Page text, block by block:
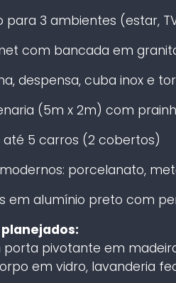
para 3 ambientes (estar,
com bancada em
despensa, cuba inox e
(5m x 2m) com
5 carros (2 cobertos)
porcelanato,
em alumínio preto com
porta pivotante em
em vidro, lavanderia